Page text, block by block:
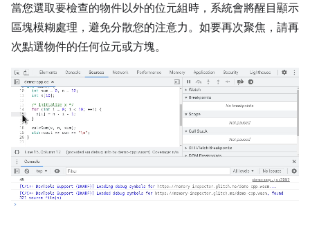
當您選取要檢查的物件以外的位元組時，系統會將醒目顯示
區塊模糊處理，避免分散您的注意力。如要再次聚焦，請再
次點選物件的任何位元或方塊。